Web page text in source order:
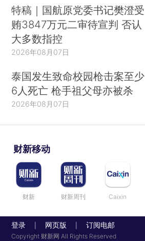
特稿｜国航原党委书记樊澄受
贿3847万元二审待宣判 否认
大多数指控
2026年08月07日
泰国发生致命校园枪击案至少
6人死亡 枪手祖父母亦被杀
2026年08月07日
财新移动
财新 财新周刊 Caixin
登录 网页版 订阅电邮
Copyright 财新网 All Rights Reserved